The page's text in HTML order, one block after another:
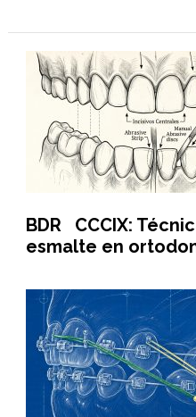
BDR CCCIX:
esmalte en